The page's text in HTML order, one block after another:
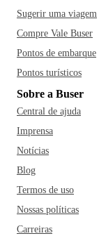
abraçadas
preferidas
Itapuã, a
um dia para
uma dica de
provar as
barracas no
Cira, eleito
comidas
doce de
pena visitar os
Sugerir uma viagem
Compre Vale Buser
Pontos de embarque
Pontos turísticos
Sobre a Buser
Central de ajuda
Imprensa
Notícias
Blog
Termos de uso
Nossas políticas
Carreiras